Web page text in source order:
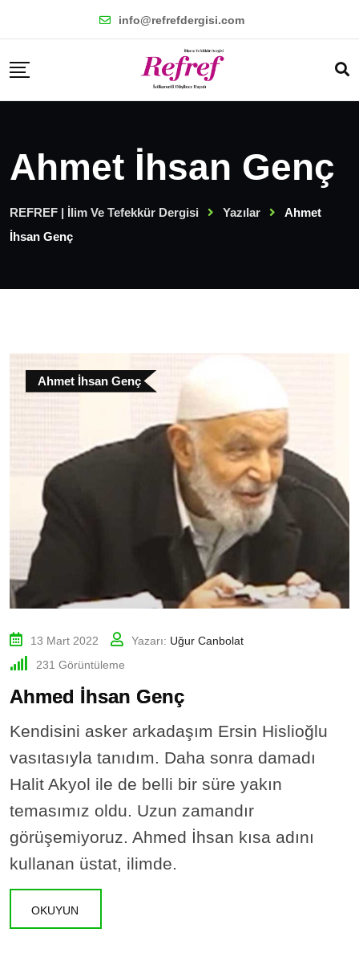
content
info@refrefdergisi.com
Ahmet İhsan Genç
REFREF | İlim Ve Tefekkür Dergisi Yazılar
Ahmet
İhsan Genç
Ahmet İhsan Genç
13 Mart 2022 Yazarı: Uğur Canbolat
231 Görüntüleme
Ahmed İhsan Genç
Kendisini asker arkadaşım Ersin Hislioğlu
vasıtasıyla tanıdım. Daha sonra damadı
Halit Akyol ile de belli bir süre yakın
temasımız oldu. Uzun zamandır
görüşemiyoruz. Ahmed İhsan kısa adını
kullanan üstat, ilimde.
OKUYUN